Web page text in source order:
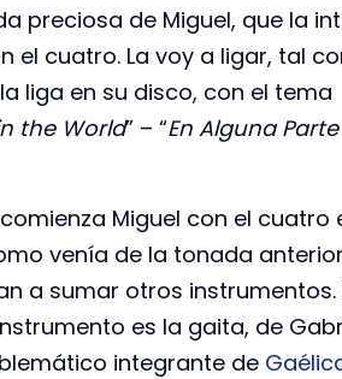
preciosa de Miguel, que la
el cuatro. La voy a ligar, tal
liga en su disco, con el tema
the World” – “En Alguna
Miguel con el cuatro
venía de la tonada
a sumar otros instrumentos.
es la gaita, de
integrante de